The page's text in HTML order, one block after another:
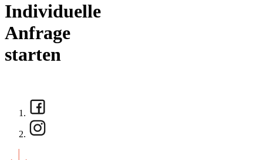
Individuelle
Anfrage
starten